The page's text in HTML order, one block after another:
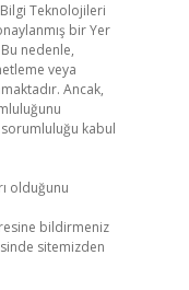
Bilgi Teknolojileri
bir Yer
nedenle,
veya
Ancak,
kabul
olduğunu
bildirmeniz
sitemizden